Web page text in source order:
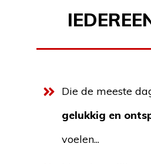
Die de meeste
gelukkig en
voelen...